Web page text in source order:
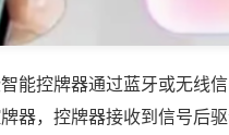
能控牌器通过蓝牙或无线
器，控牌器接收到信号后